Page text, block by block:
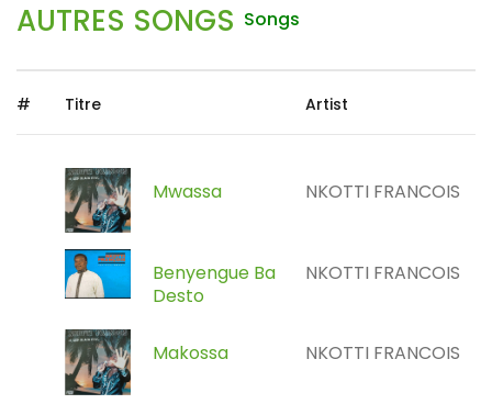
AUTRES SONGS Songs
# Titre Artist
Mwassa NKOTTI FRANCOIS
Benyengue Ba
Desto
NKOTTI FRANCOIS
Makossa NKOTTI FRANCOIS